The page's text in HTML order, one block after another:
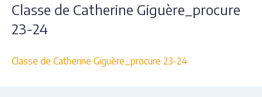
Classe de Catherine Giguère_procure
23-24
Classe de Catherine Giguère_procure 23-24